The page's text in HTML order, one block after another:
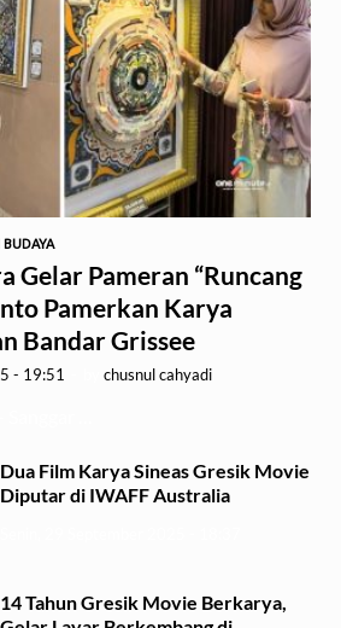
BUDAYA
Gelar Pameran “Runcang
Pamerkan Karya
Bandar Grissee
- 19:51 chusnul cahyadi
Dua Film Karya Sineas Gresik Movie
Diputar di IWAFF Australia
14 Tahun Gresik Movie Berkarya,